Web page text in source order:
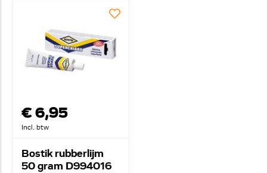
€ 6,95
Incl. btw
Bostik rubberlijm
50 gram D994016